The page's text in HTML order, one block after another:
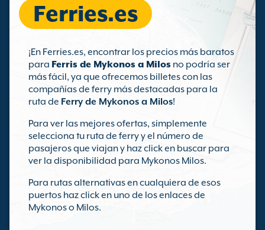
Ferries.es
¡En Ferries.es, encontrar los precios más baratos
para Ferris de Mykonos a Milos no podría ser
más fácil, ya que ofrecemos billetes con las
compañías de ferry más destacadas para la
ruta de Ferry de Mykonos a Milos!
Para ver las mejores ofertas, simplemente
selecciona tu ruta de ferry y el número de
pasajeros que viajan y haz click en buscar para
ver la disponibilidad para Mykonos Milos.
Para rutas alternativas en cualquiera de esos
puertos haz click en uno de los enlaces de
Mykonos o Milos.